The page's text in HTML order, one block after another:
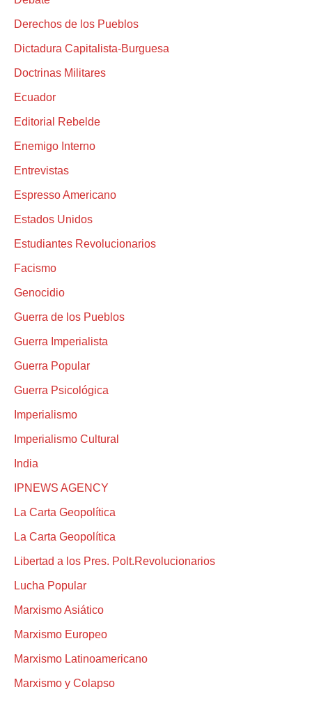
Derechos de los Pueblos
Dictadura Capitalista-Burguesa
Doctrinas Militares
Ecuador
Editorial Rebelde
Enemigo Interno
Entrevistas
Espresso Americano
Estados Unidos
Estudiantes Revolucionarios
Facismo
Genocidio
Guerra de los Pueblos
Guerra Imperialista
Guerra Popular
Guerra Psicológica
Imperialismo
Imperialismo Cultural
India
IPNEWS AGENCY
La Carta Geopolítica
La Carta Geopolítica
Libertad a los Pres. Polt.Revolucionarios
Lucha Popular
Marxismo Asiático
Marxismo Europeo
Marxismo Latinoamericano
Marxismo y Colapso